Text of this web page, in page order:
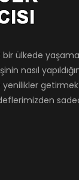
bir ülkede
nasıl